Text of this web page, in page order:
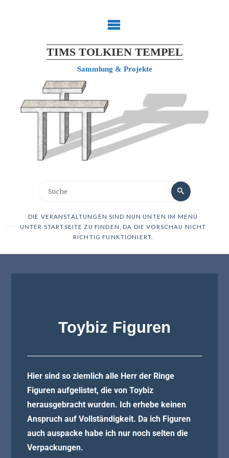
TIMS TOLKIEN TEMPEL
Sammlung & Projekte
DIE VERANSTALTUNGEN SIND NUN UNTEN IM MENÜ
UNTER STARTSEITE ZU FINDEN, DA DIE VORSCHAU NICHT
RICHTIG FUNKTIONIERT.
Toybiz Figuren
Hier sind so ziemlich alle Herr der Ringe
Figuren aufgelistet, die von Toybiz
herausgebracht wurden. Ich erhebe keinen
Anspruch auf Vollständigkeit. Da ich Figuren
auch auspacke habe ich nur noch selten die
Verpackungen.